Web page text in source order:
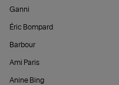
Ganni
Éric Bompard
Barbour
Ami Paris
Anine Bing